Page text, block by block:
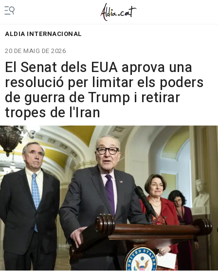
ALDIA INTERNACIONAL
20 DE MAIG DE 2026
El Senat dels EUA aprova una
resolució per limitar els poders
de guerra de Trump i retirar
tropes de l'Iran